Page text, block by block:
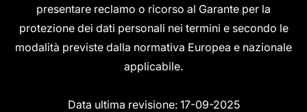
presentare reclamo o ricorso al Garante per la
protezione dei dati personali nei termini e secondo le
modalità previste dalla normativa Europea e nazionale
applicabile.
Data ultima revisione: 17-09-2025